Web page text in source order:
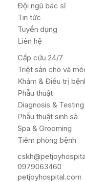
Đội ngũ bác sĩ
Tin tức
Tuyển dụng
Liên hệ
Cấp cứu 24/7
Triệt sản chó và
Khám & Điều trị
Phẫu thuật
Diagnosis & Testing
Phẫu thuật sinh sả
Spa & Grooming
Tiêm phòng bệnh
0979063460
petjoyhospital.com